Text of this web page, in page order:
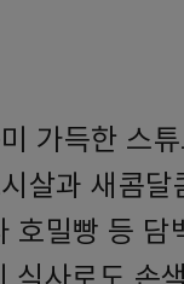
가득한 스
살과 새콤
호밀빵 등 담
식사로도 손